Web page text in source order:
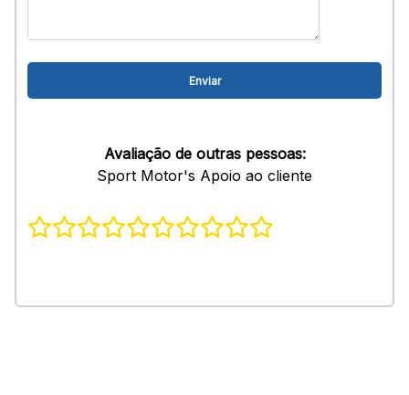
Avaliação de outras pessoas:
Sport Motor's Apoio ao cliente